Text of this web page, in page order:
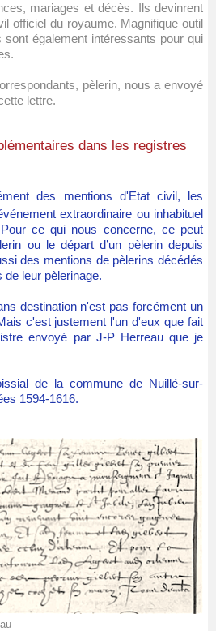
mariages et décès. Ils devinrent
officiel du royaume. Magnifique outil
sont également intéressants pour qui
pèlerin, nous a envoyé
lettre.
dans les registres
des mentions d'Etat civil, les
extraordinaire ou inhabituel
ce qui nous concerne, ce peut
ou le départ d’un pèlerin depuis
des mentions de pèlerins décédés
leur pèlerinage.
destination n'est pas forcément un
c'est justement l'un d'eux que fait
envoyé par J-P Herreau que je
de la commune de Nuillé-sur-
1594-1616.